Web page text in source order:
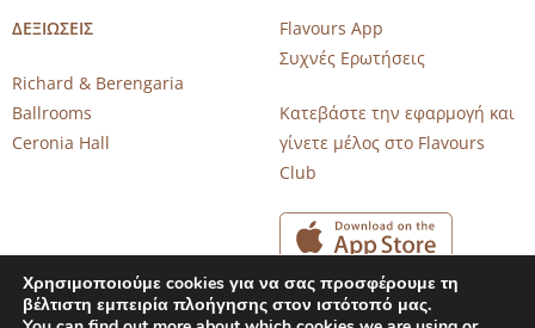
ΔΕΞΙΩΣΕΙΣ
Richard & Berengaria
Ballrooms
Ceronia Hall
Flavours App
Συχνές Ερωτήσεις
Κατεβάστε την εφαρμογή και
γίνετε μέλος στο Flavours
Club
Χρησιμοποιούμε cookies για να σας προσφέρουμε τη
βέλτιστη εμπειρία πλοήγησης στον ιστότοπό μας.